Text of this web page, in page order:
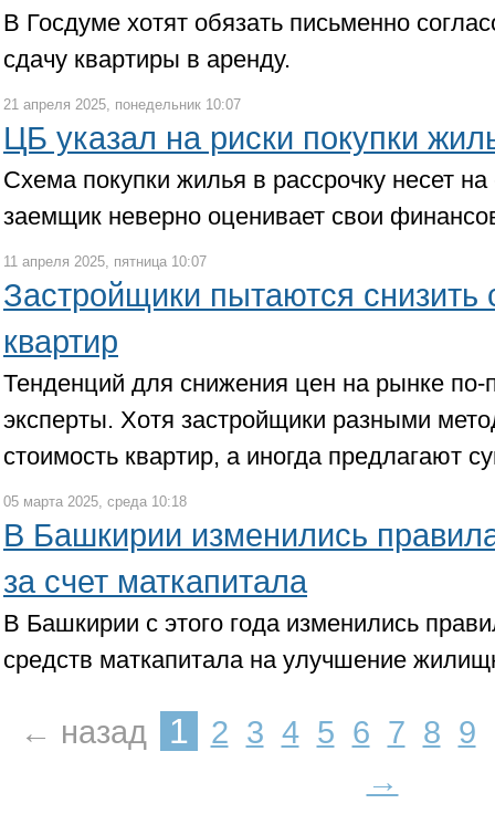
В Госдуме хотят обязать письменно
сдачу квартиры в аренду.
21 апреля 2025, понедельник 10:07
ЦБ указал на риски покупки
Схема покупки жилья в рассрочку несет
заемщик неверно оценивает свои
11 апреля 2025, пятница 10:07
Застройщики пытаются снизить
квартир
Тенденций для снижения цен на рынке по-
эксперты. Хотя застройщики разными
стоимость квартир, а иногда предлагают
05 марта 2025, среда 10:18
В Башкирии изменились
за счет маткапитала
В Башкирии с этого года изменились
средств маткапитала на улучшение
← назад 1 2 3 4 5 6 7 8 9
→